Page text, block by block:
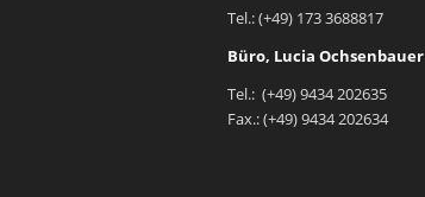
Tel.: (+49) 173 3688817
Büro, Lucia Ochsenbauer
Tel.: (+49) 9434 202635
Fax.: (+49) 9434 202634